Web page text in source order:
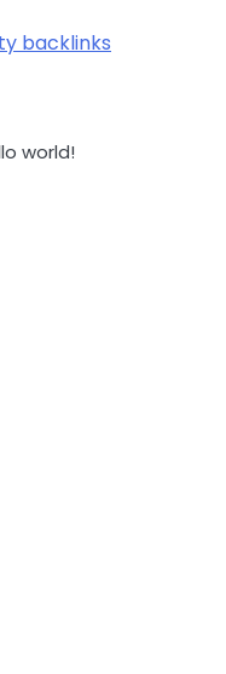
backlinks
world!